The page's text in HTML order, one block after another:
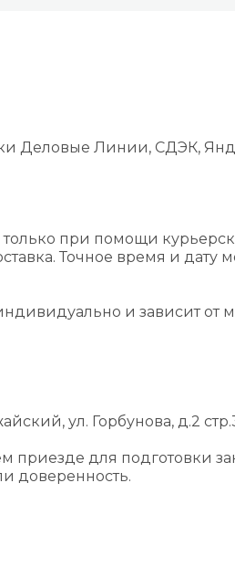
Деловые Линии, СДЭК,
при помощи
Точное время и дату
и зависит
ул. Горбунова, д.2
приезде для подготовки
доверенность.